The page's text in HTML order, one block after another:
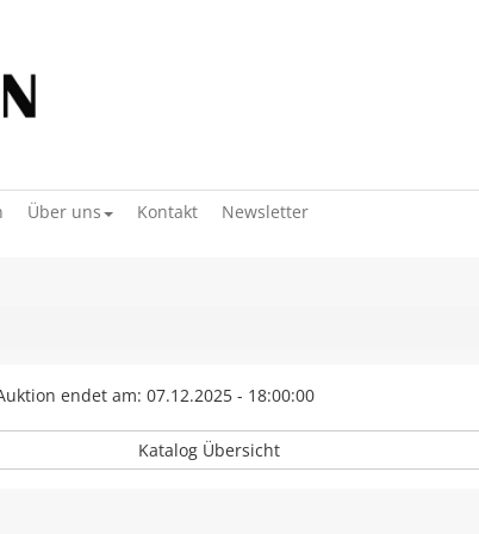
Über uns Kontakt Newsletter
endet am: 07.12.2025 - 18:00:00
Katalog Übersicht